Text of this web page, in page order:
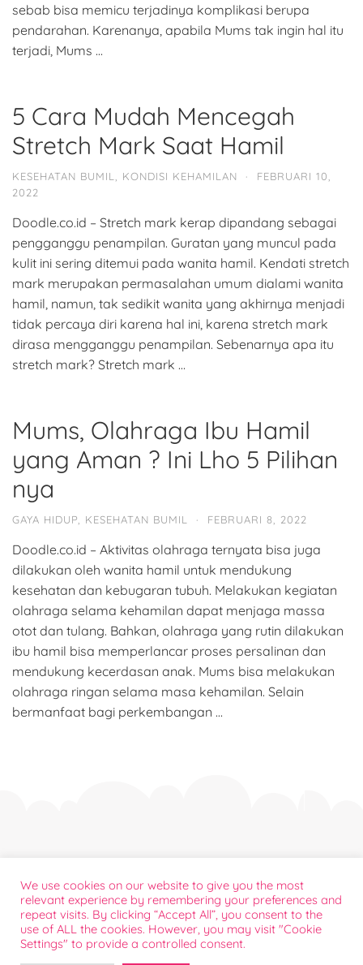
sebab bisa memicu terjadinya komplikasi berupa
pendarahan. Karenanya, apabila Mums tak ingin hal itu
terjadi, Mums …
5 Cara Mudah Mencegah
Stretch Mark Saat Hamil
KESEHATAN BUMIL KONDISI KEHAMILAN ·
FEBRUARI 10,
2022
Doodle.co.id – Stretch mark kerap dipandang sebagai
pengganggu penampilan. Guratan yang muncul pada
kulit ini sering ditemui pada wanita hamil. Kendati stretch
mark merupakan permasalahan umum dialami wanita
hamil, namun, tak sedikit wanita yang akhirnya menjadi
tidak percaya diri karena hal ini, karena stretch mark
dirasa mengganggu penampilan. Sebenarnya apa itu
stretch mark? Stretch mark …
Mums, Olahraga Ibu Hamil
yang Aman ? Ini Lho 5 Pilihan
nya
GAYA HIDUP KESEHATAN BUMIL · FEBRUARI 8, 2022
Doodle.co.id – Aktivitas olahraga ternyata bisa juga
dilakukan oleh wanita hamil untuk mendukung
kesehatan dan kebugaran tubuh. Melakukan kegiatan
olahraga selama kehamilan dapat menjaga massa
otot dan tulang. Bahkan, olahraga yang rutin dilakukan
ibu hamil bisa memperlancar proses persalinan dan
mendukung kecerdasan anak. Mums bisa melakukan
olahraga ringan selama masa kehamilan. Selain
bermanfaat bagi perkembangan …
Bantuan Konsumen
Kontak Sales
Sponsorship
We use cookies on our website to give you the most
relevant experience by remembering your preferences and
repeat visits. By clicking “Accept All”, you consent to the
use of ALL the cookies. However, you may visit "Cookie
Settings" to provide a controlled consent.